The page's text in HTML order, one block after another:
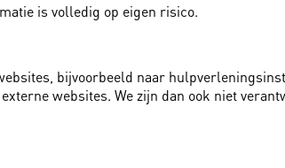
is volledig op eigen risico.
bijvoorbeeld naar
websites. We zijn dan ook niet